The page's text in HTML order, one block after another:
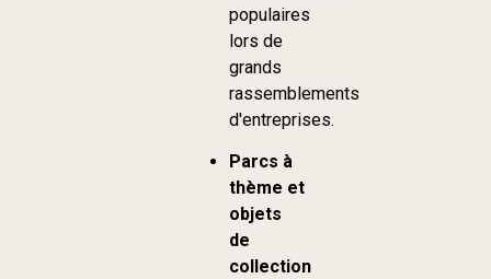
populaires
lors de
grands
rassemblements
d'entreprises.
Parcs à
thème et
objets
de
collection